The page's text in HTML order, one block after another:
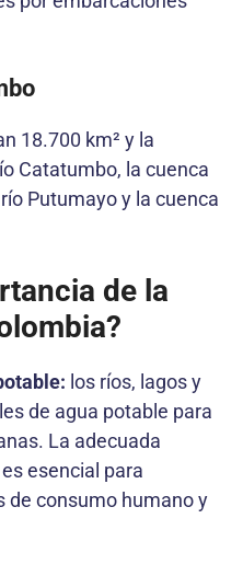
18.700 km² y la
Catatumbo, la cuenca
Putumayo y la cuenca
de la
los ríos, lagos y
de agua potable para
La adecuada
esencial para
de consumo humano y